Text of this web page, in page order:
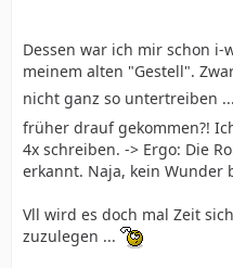
Dessen war ich mir schon i-
meinem alten "Gestell".
nicht ganz so untertreiben ...
früher drauf gekommen?!
4x schreiben. -> Ergo: Die
erkannt. Naja, kein Wunder
Vll wird es doch mal Zeit
zuzulegen ...